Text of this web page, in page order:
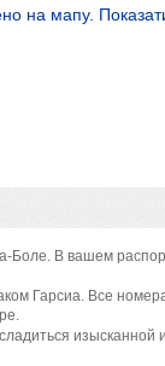
на мапу.
В вашем
Гарсиа. Все